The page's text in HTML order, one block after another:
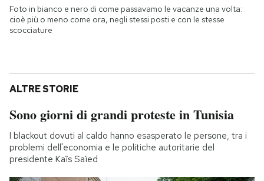
Foto in bianco e nero di come passavamo le vacanze una volta:
cioè più o meno come ora, negli stessi posti e con le stesse
scocciature
ALTRE STORIE
Sono giorni di grandi proteste in Tunisia
I blackout dovuti al caldo hanno esasperato le persone, tra i
problemi dell'economia e le politiche autoritarie del
presidente Kaïs Saïed